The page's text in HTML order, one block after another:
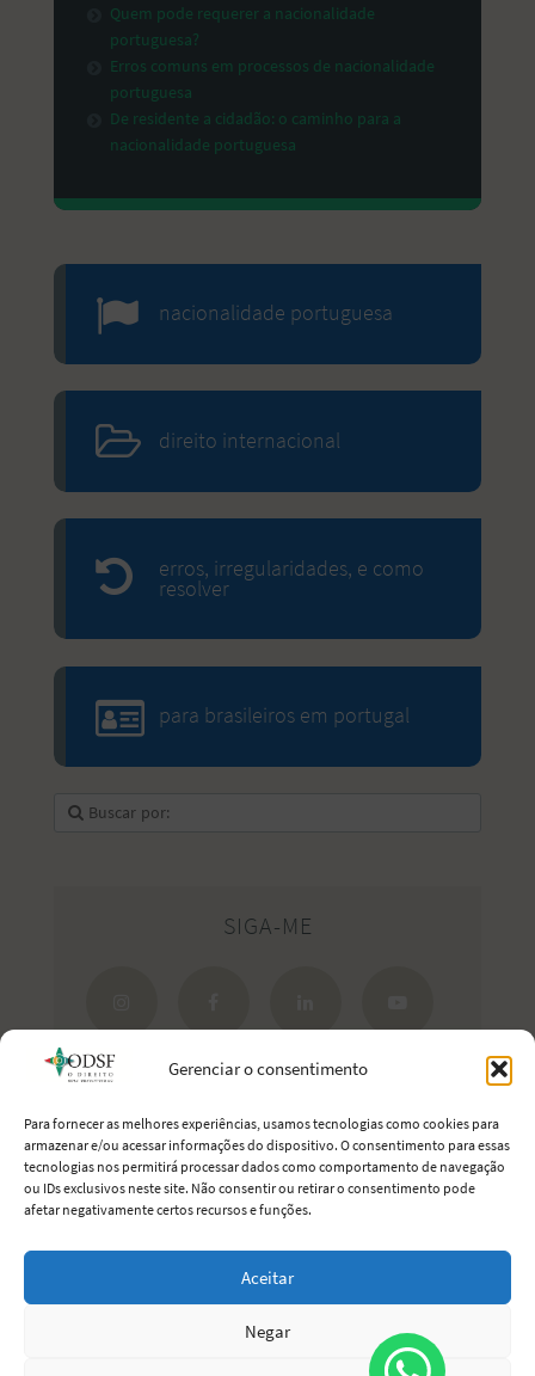
Gerenciar o consentimento
Para fornecer as melhores experiências, usamos tecnologias como cookies para
armazenar e/ou acessar informações do dispositivo. O consentimento para essas
tecnologias nos permitirá processar dados como comportamento de navegação
ou IDs exclusivos neste site. Não consentir ou retirar o consentimento pode
afetar negativamente certos recursos e funções.
Aceitar
Negar
Quem pode requerer a nacionalidade
portuguesa?
Erros comuns em processos de nacionalidade
portuguesa
De residente a cidadão: o caminho para a
nacionalidade portuguesa
nacionalidade portuguesa
direito internacional
erros, irregularidades, e como
resolver
para brasileiros em portugal
SIGA-ME
Estreite seus laços com Portugal.
Imprensa Lives